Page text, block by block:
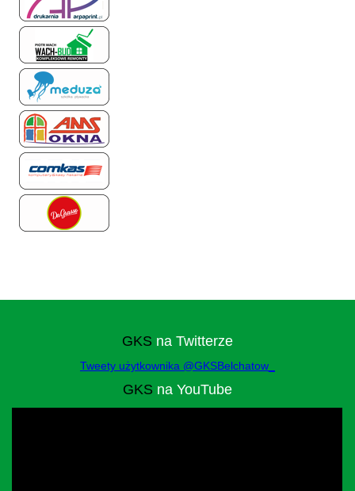
GKS na Twitterze
Tweety użytkownika @GKSBelchatow_
GKS na YouTube